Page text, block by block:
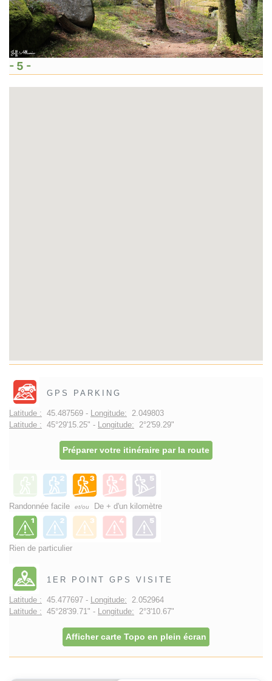
- 5 -
GPS PARKING
Latitude : 45.487569 - Longitude: 2.049803
Latitude : 45°29'15.25" - Longitude: 2°2'59.29"
Préparer votre itinéraire par la route
Randonnée facile et/ou De + d'un kilomètre
Rien de particulier
1ER POINT GPS VISITE
Latitude : 45.477697 - Longitude: 2.052964
Latitude : 45°28'39.71" - Longitude: 2°3'10.67"
Afficher carte Topo en plein écran